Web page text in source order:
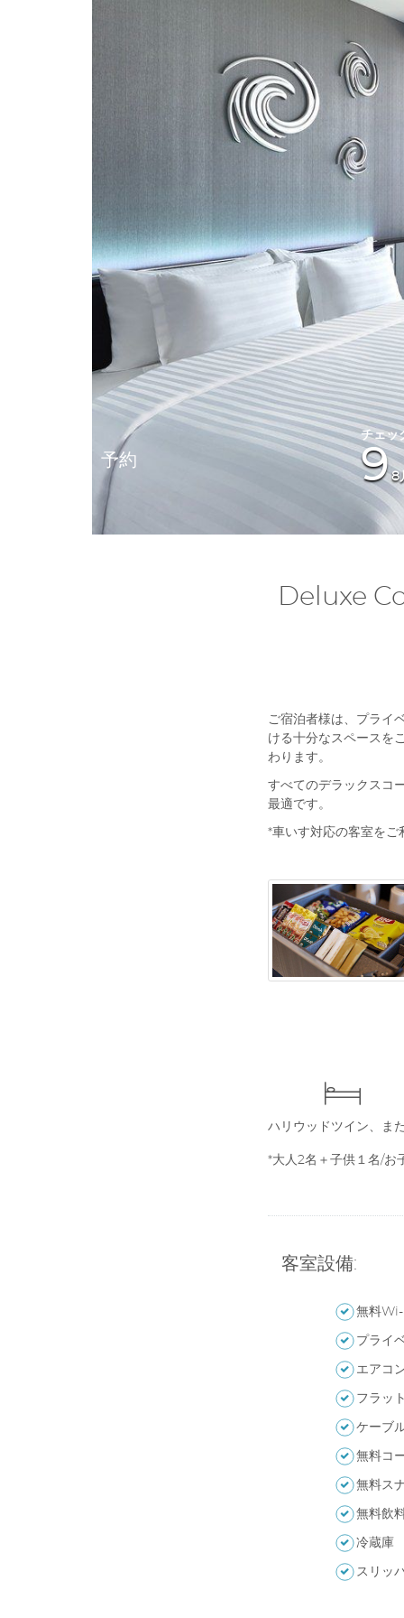
予約 9 8
Deluxe
ご宿泊者様は、プライ
ける十分なスペースを
わります。
すべてのデラックスコ
最適です。
*車いす対応の客室をご
*大人2名＋子供１名/
客室設備:
無料
プライ
エアコ
フラッ
ケーブ
無料コ
無料ス
無料飲
冷蔵庫
スリッ